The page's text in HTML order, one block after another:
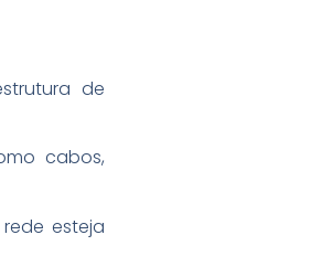
de
cabos,
esteja